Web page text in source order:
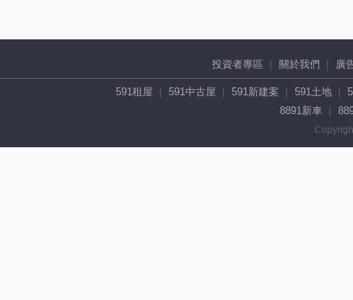
投資者專區 關於我們 廣
591租屋 591中古屋 591新建案 591土地
8891新車